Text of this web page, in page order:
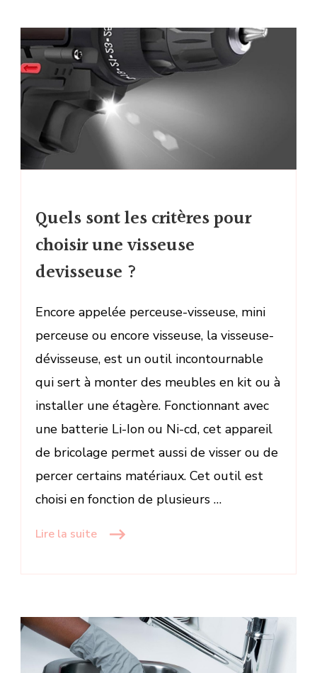
Quels sont les critères pour
choisir une visseuse
devisseuse ?
Encore appelée perceuse-visseuse, mini
perceuse ou encore visseuse, la visseuse-
dévisseuse, est un outil incontournable
qui sert à monter des meubles en kit ou à
installer une étagère. Fonctionnant avec
une batterie Li-Ion ou Ni-cd, cet appareil
de bricolage permet aussi de visser ou de
percer certains matériaux. Cet outil est
choisi en fonction de plusieurs …
Lire la suite